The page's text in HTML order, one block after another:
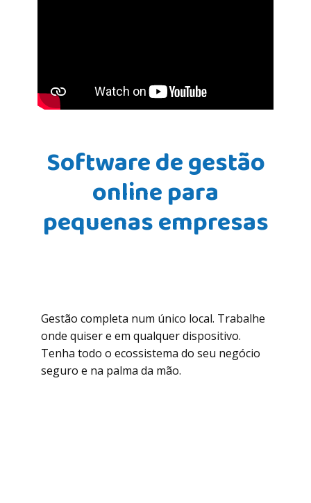
Software de gestão
online para
pequenas empresas
Gestão completa num único local. Trabalhe
onde quiser e em qualquer dispositivo.
Tenha todo o ecossistema do seu negócio
seguro e na palma da mão.